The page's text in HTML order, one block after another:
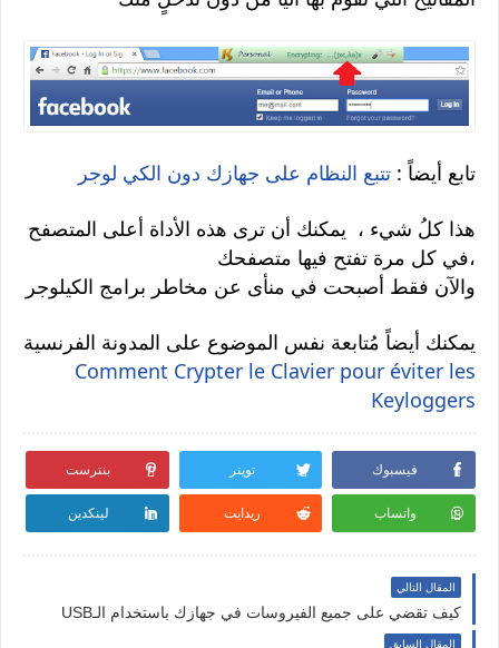
تابع أيضاً : تتبع النظام على جهازك دون الكي لوجر
هذا كلُ شيء ، يمكنك أن ترى هذه الأداة أعلى المتصفح
،في كل مرة تفتح فيها متصفحك
والآن فقط أصبحت في منأى عن مخاطر برامج الكيلوجر
يمكنك أيضاً مُتابعة نفس الموضوع على المدونة الفرنسية
Comment Crypter le Clavier pour éviter les
Keyloggers
فيسبوك تويتر بنترست
واتساب ريدايت لينكدين
المقال التالي
كيف تقضي على جميع الفيروسات في جهازك باستخدام الـUSB
المقال السابق